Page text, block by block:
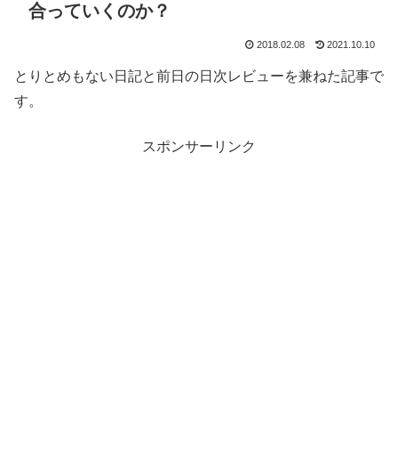
合っていくのか？
2018.02.08 2021.10.10
とりとめもない日記と前日の日次レビューを兼ねた記事で
す。
スポンサーリンク